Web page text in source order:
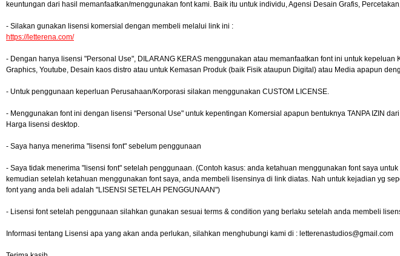
keuntungan dari hasil memanfaatkan/menggunakan font kami. Baik itu untuk individu, Agensi Desain Grafis,
- Silakan gunakan lisensi komersial dengan membeli melalui link ini :
https://letterena.com/
- Dengan hanya lisensi "Personal Use", DILARANG KERAS menggunakan atau memanfaatkan font ini untuk kepeluan
Graphics, Youtube, Desain kaos distro atau untuk Kemasan Produk (baik Fisik ataupun Digital) atau Media apapun
- Untuk penggunaan keperluan Perusahaan/Korporasi silakan menggunakan CUSTOM LICENSE.
- Menggunakan font ini dengan lisensi "Personal Use" untuk kepentingan Komersial apapun bentuknya TANPA IZIN
Harga lisensi desktop.
- Saya hanya menerima "lisensi font" sebelum penggunaan
- Saya tidak menerima "lisensi font" setelah penggunaan. (Contoh kasus: anda ketahuan menggunakan font saya
kemudian setelah ketahuan menggunakan font saya, anda membeli lisensinya di link diatas. Nah untuk kejadian yg
font yang anda beli adalah "LISENSI SETELAH PENGGUNAAN")
- Lisensi font setelah penggunaan silahkan gunakan sesuai terms & condition yang berlaku setelah anda membeli
Informasi tentang Lisensi apa yang akan anda perlukan, silahkan menghubungi kami di : letterenastudios@gmail.com